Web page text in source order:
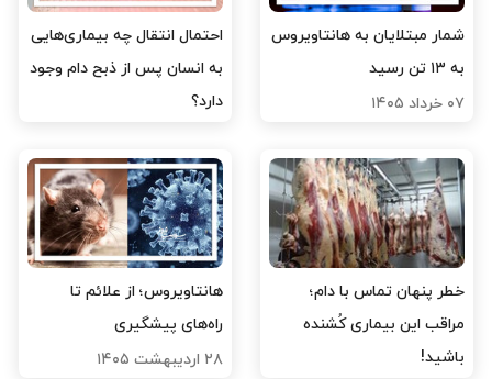
شمار مبتلایان به هانتاویروس
به ۱۳ تن رسید
۰۷ خرداد ۱۴۰۵
احتمال انتقال چه بیماری‌هایی
به انسان پس از ذبح دام وجود
دارد؟
خطر پنهان تماس با دام؛
مراقب این بیماری کُشنده
باشید!
هانتاویروس؛ از علائم تا
راه‌های پیشگیری
۲۸ اردیبهشت ۱۴۰۵